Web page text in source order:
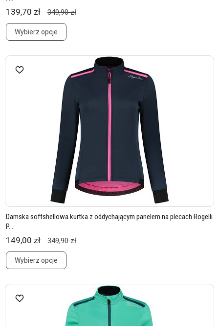
139,70 zł 349,90 zł
Wybierz opcje
Damska softshellowa kurtka z oddychającym panelem na plecach Rogelli
P...
149,00 zł 349,90 zł
Wybierz opcje